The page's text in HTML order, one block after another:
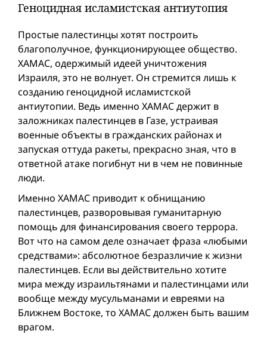
Геноцидная исламистская антиутопия
Простые палестинцы хотят построить
благополучное, функционирующее общество.
ХАМАС, одержимый идеей уничтожения
Израиля, это не волнует. Он стремится лишь к
созданию геноцидной исламистской
антиутопии. Ведь именно ХАМАС держит в
заложниках палестинцев в Газе, устраивая
военные объекты в гражданских районах и
запуская оттуда ракеты, прекрасно зная, что в
ответной атаке погибнут ни в чем не повинные
люди.
Именно ХАМАС приводит к обнищанию
палестинцев, разворовывая гуманитарную
помощь для финансирования своего террора.
Вот что на самом деле означает фраза «любыми
средствами»: абсолютное безразличие к жизни
палестинцев. Если вы действительно хотите
мира между израильтянами и палестинцами или
вообще между мусульманами и евреями на
Ближнем Востоке, то ХАМАС должен быть вашим
врагом.